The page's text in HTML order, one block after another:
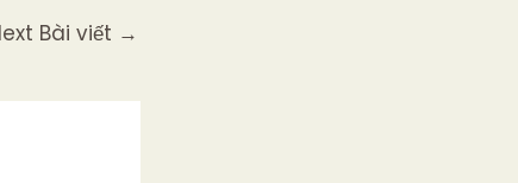
Bài viết →